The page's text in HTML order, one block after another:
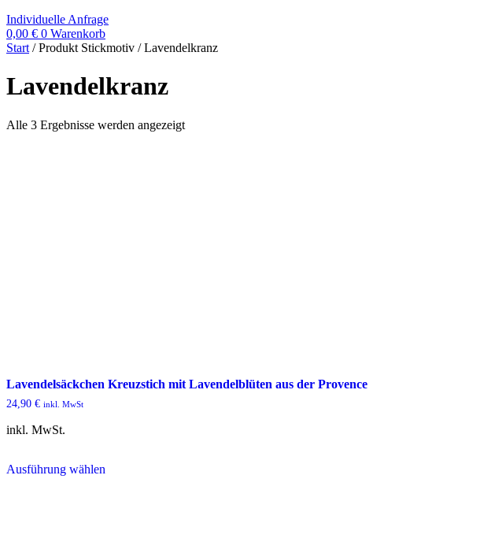
Individuelle Anfrage
0,00 € 0 Warenkorb
Start / Produkt Stickmotiv / Lavendelkranz
Lavendelkranz
Alle 3 Ergebnisse werden angezeigt
Lavendelsäckchen Kreuzstich mit Lavendelblüten aus der Provence
24,90 € inkl. MwSt
inkl. MwSt.
Ausführung wählenProdukt